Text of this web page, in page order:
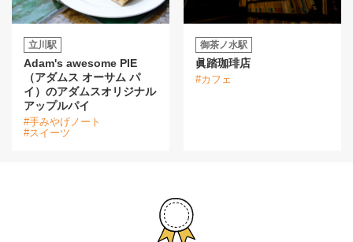
立川駅
Adam's awesome PIE
（アダムス オーサム パ
イ）のアダムスオリジナル
アップルパイ
#手みやげノート
#スイーツ
御茶ノ水駅
眞踏珈琲店
#カフェ